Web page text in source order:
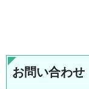
お問い合わせ